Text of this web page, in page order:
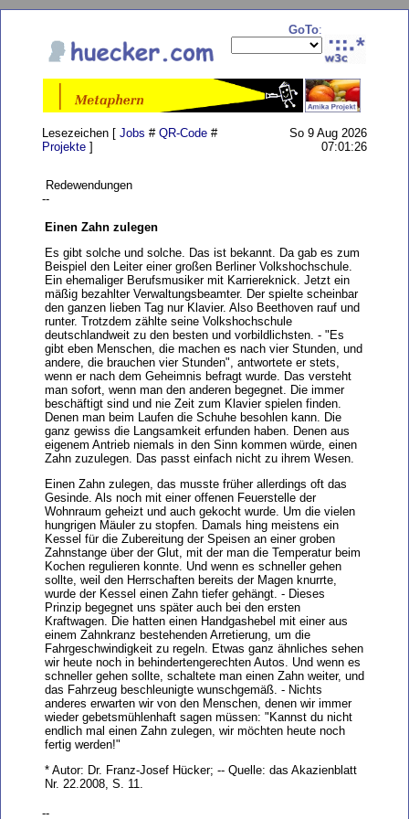
GoTo:
Lesezeichen [ Jobs # QR-Code #
Projekte ]
So 9 Aug 2026
07:01:26
Redewendungen
--
Einen Zahn zulegen
Es gibt solche und solche. Das ist bekannt. Da gab es zum
Beispiel den Leiter einer großen Berliner Volkshochschule.
Ein ehemaliger Berufsmusiker mit Karriereknick. Jetzt ein
mäßig bezahlter Verwaltungsbeamter. Der spielte scheinbar
den ganzen lieben Tag nur Klavier. Also Beethoven rauf und
runter. Trotzdem zählte seine Volkshochschule
deutschlandweit zu den besten und vorbildlichsten. - "Es
gibt eben Menschen, die machen es nach vier Stunden, und
andere, die brauchen vier Stunden", antwortete er stets,
wenn er nach dem Geheimnis befragt wurde. Das versteht
man sofort, wenn man den anderen begegnet. Die immer
beschäftigt sind und nie Zeit zum Klavier spielen finden.
Denen man beim Laufen die Schuhe besohlen kann. Die
ganz gewiss die Langsamkeit erfunden haben. Denen aus
eigenem Antrieb niemals in den Sinn kommen würde, einen
Zahn zuzulegen. Das passt einfach nicht zu ihrem Wesen.
Einen Zahn zulegen, das musste früher allerdings oft das
Gesinde. Als noch mit einer offenen Feuerstelle der
Wohnraum geheizt und auch gekocht wurde. Um die vielen
hungrigen Mäuler zu stopfen. Damals hing meistens ein
Kessel für die Zubereitung der Speisen an einer groben
Zahnstange über der Glut, mit der man die Temperatur beim
Kochen regulieren konnte. Und wenn es schneller gehen
sollte, weil den Herrschaften bereits der Magen knurrte,
wurde der Kessel einen Zahn tiefer gehängt. - Dieses
Prinzip begegnet uns später auch bei den ersten
Kraftwagen. Die hatten einen Handgashebel mit einer aus
einem Zahnkranz bestehenden Arretierung, um die
Fahrgeschwindigkeit zu regeln. Etwas ganz ähnliches sehen
wir heute noch in behindertengerechten Autos. Und wenn es
schneller gehen sollte, schaltete man einen Zahn weiter, und
das Fahrzeug beschleunigte wunschgemäß. - Nichts
anderes erwarten wir von den Menschen, denen wir immer
wieder gebetsmühlenhaft sagen müssen: "Kannst du nicht
endlich mal einen Zahn zulegen, wir möchten heute noch
fertig werden!"
* Autor: Dr. Franz-Josef Hücker; -- Quelle: das Akazienblatt
Nr. 22.2008, S. 11.
--